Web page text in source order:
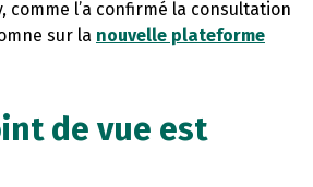
comme l’a confirmé la consultation
sur la nouvelle plateforme
de vue est